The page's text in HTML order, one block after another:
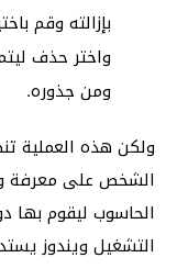
بإزالته وقم
واختر حذف
ومن جذوره.
ولكن هذه العملية
الشخص على معرفة
الحاسوب ليقوم
التشغيل ويندوز